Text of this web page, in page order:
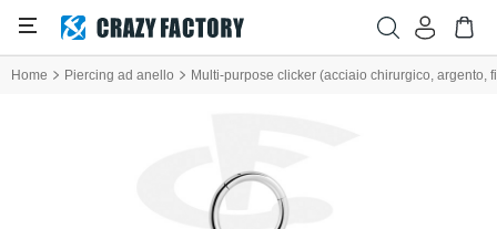
Home Piercing ad anello Multi-purpose clicker (acciaio chirurgico, argento,